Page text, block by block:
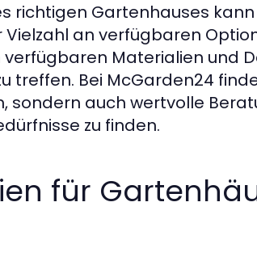
richtigen Gartenhauses
an verfügbaren
Materialien und
treffen. Bei McGarden24
sondern auch wertvolle
zu finden.
für